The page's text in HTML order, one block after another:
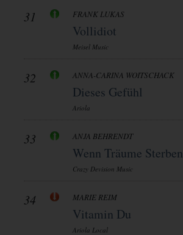
31 FRANK LUKAS
Vollidiot
Meisel Music
32 ANNA-CARINA WOITSCHACK
Dieses Gefühl
Ariola
33 ANJA BEHRENDT
Wenn Träume Sterben
Crazy Devision Music
34 MARIE REIM
Vitamin Du
Ariola Local